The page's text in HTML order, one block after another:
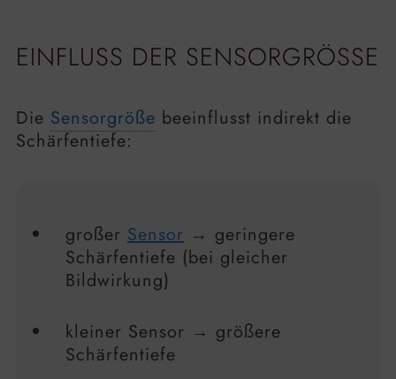
EINFLUSS DER SENSORGRÖSSE
Die Sensorgröße beeinflusst indirekt die
Schärfentiefe:
großer Sensor → geringere
Schärfentiefe (bei gleicher
Bildwirkung)
kleiner Sensor → größere
Schärfentiefe